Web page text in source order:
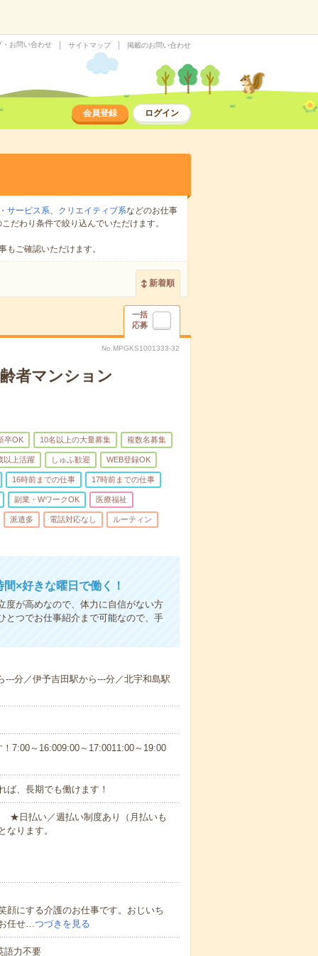
・お問い合わせ サイトマップ 掲載のお問い合わせ
会員登録 ログイン
サービス系、 クリエイティブ系などのお仕事
だわり条件で絞り込んでいただけます。
もご確認いただけます。
新着順
一括
応募
No.MPGKS1001333-32
者マンション
卒OK 10名以上の大量募集 複数名募集
以上活躍 しゅふ歓迎 WEB登録OK
16時前までの仕事 17時前までの仕事
副業・WワークOK 医療福祉
派遣多 電話対応なし ルーティン
×好きな曜日で働く！
が高めなので、体力に自信がない方
つでお仕事紹介まで可能なので、手
分／伊予吉田駅から---分／北宇和島駅
7:00～16:009:00～17:0011:00～19:00
、長期でも働けます！
★日払い／週払い制度あり（月払いも
ります。
顔にする介護のお仕事です。おじいち
任せ…つづきを見る
語力不要